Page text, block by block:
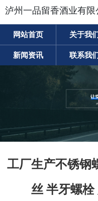
泸州一品留香酒业有限
网站首页 关于我
新闻资讯 联系我
工厂生产不锈钢
丝 半牙螺